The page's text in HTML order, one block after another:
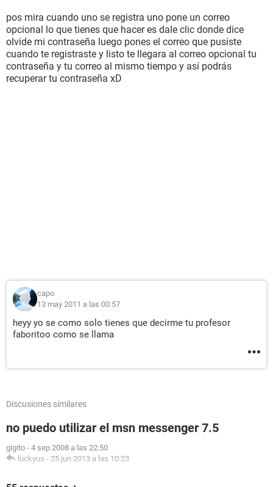
pos mira cuando uno se registra uno pone un correo
opcional lo que tienes que hacer es dale clic donde dice
olvide mi contraseña luego pones el correo que pusiste
cuando te registraste y listo te llegara al correo opcional tu
contraseña y tu correo al mismo tiempo y así podrás
recuperar tu contraseña xD
capo
13 may 2011 a las 00:57
heyy yo se como solo tienes que decirme tu profesor
faboritoo como se llama
Discusiones similares
no puedo utilizar el msn messenger 7.5
gigito - 4 sep 2008 a las 22:50
luckyus - 25 jun 2013 a las 10:23